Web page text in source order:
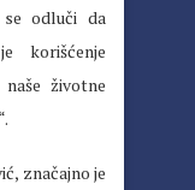
odluči da
korišćenje
životne
značajno je